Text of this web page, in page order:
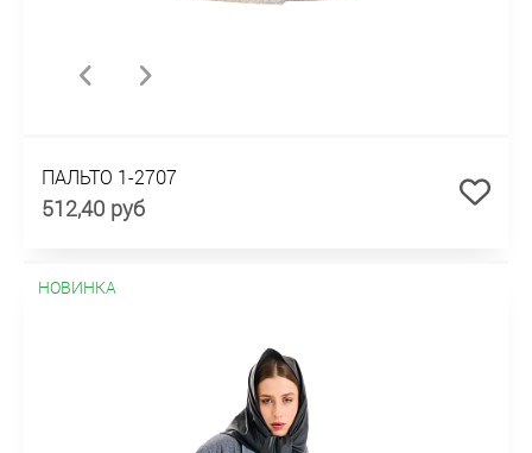
ПАЛЬТО 1-2707
512,40 руб
НОВИНКА